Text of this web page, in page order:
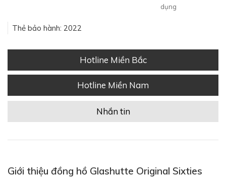
dụng
Thẻ bảo hành: 2022
Hotline Miền Bắc
Hotline Miền Nam
Nhắn tin
Giới thiệu đồng hồ Glashutte Original Sixties